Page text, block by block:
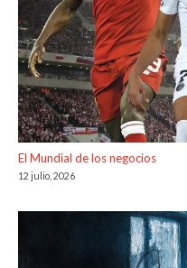
El Mundial de los negocios
12 julio, 2026